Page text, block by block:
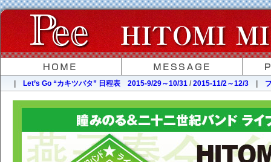
Let’s Go “カキツバタ” 日程表 2015-9/29～10/31 / 2015-11/2～12/3